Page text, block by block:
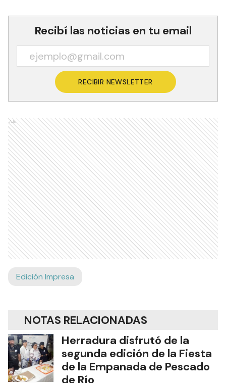
Recibí las noticias en tu email
RECIBIR NEWSLETTER
Ads
Edición Impresa
NOTAS RELACIONADAS
Herradura disfrutó de la
segunda edición de la Fiesta
de la Empanada de Pescado
de Río